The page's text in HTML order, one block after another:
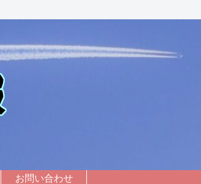
お問い合わせ